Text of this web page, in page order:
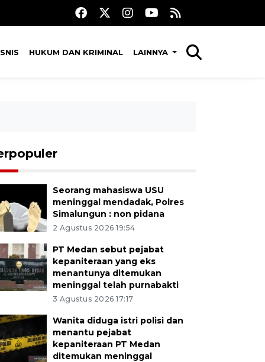
HUKUM DAN KRIMINAL LAINNYA
Seorang mahasiswa USU
meninggal mendadak, Polres
Simalungun : non pidana
2 Agustus 2026 19:54
PT Medan sebut pejabat
kepaniteraan yang eks
menantunya ditemukan
meninggal telah purnabakti
3 Agustus 2026 17:17
Wanita diduga istri polisi dan
menantu pejabat
kepaniteraan PT Medan
ditemukan meninggal